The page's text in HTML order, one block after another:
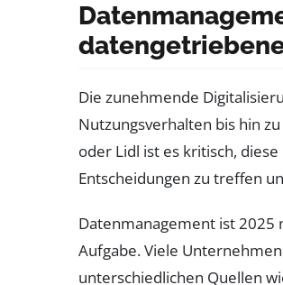
Die zunehmende
Nutzungsverhalten bis hin
oder Lidl ist es kritisch,
Entscheidungen zu treffen
Datenmanagement ist 2025
Aufgabe. Viele
unterschiedlichen Quellen